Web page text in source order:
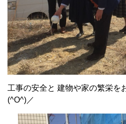
工事の安全と 建物や家の繁栄を
(^O^)／